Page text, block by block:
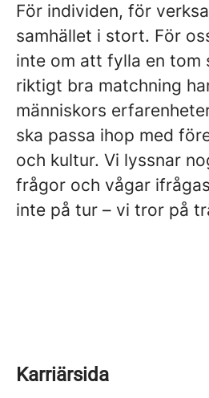
För individen, för
samhället i stort. För
inte om att fylla en tom
riktigt bra matchning
människors
ska passa ihop med
och kultur. Vi lyssnar
frågor och vågar
inte på tur – vi tror på
Karriärsida